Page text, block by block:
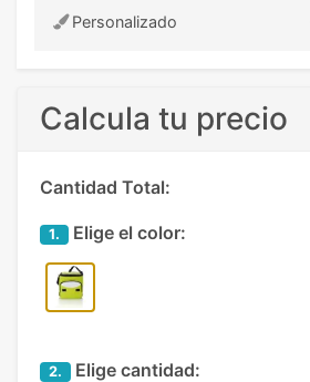
Personalizado
Calcula tu precio
Cantidad Total:
1. Elige el color:
2. Elige cantidad: